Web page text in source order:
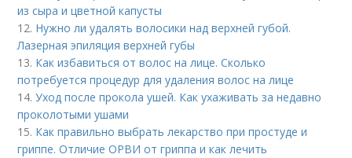
из сыра и цветной капусты
12. Нужно ли удалять волосики над верхней губой.
Лазерная эпиляция верхней губы
13. Как избавиться от волос на лице. Сколько
потребуется процедур для удаления волос на лице
14.Уход после прокола ушей. Как ухаживать за недавно
проколотыми ушами
15. Как правильно выбрать лекарство при простуде и
гриппе. Отличие ОРВИ от гриппа и как лечить